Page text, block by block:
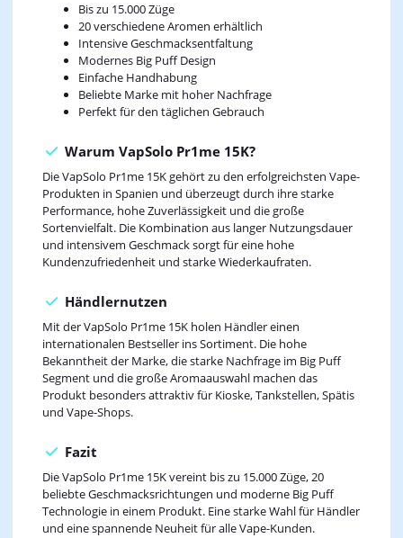
Bis zu 15.000 Züge
20 verschiedene Aromen erhältlich
Intensive Geschmacksentfaltung
Modernes Big Puff Design
Einfache Handhabung
Beliebte Marke mit hoher Nachfrage
Perfekt für den täglichen Gebrauch
Warum VapSolo Pr1me 15K?
Die VapSolo Pr1me 15K gehört zu den erfolgreichsten Vape-
Produkten in Spanien und überzeugt durch ihre starke
Performance, hohe Zuverlässigkeit und die große
Sortenvielfalt. Die Kombination aus langer Nutzungsdauer
und intensivem Geschmack sorgt für eine hohe
Kundenzufriedenheit und starke Wiederkaufraten.
Händlernutzen
Mit der VapSolo Pr1me 15K holen Händler einen
internationalen Bestseller ins Sortiment. Die hohe
Bekanntheit der Marke, die starke Nachfrage im Big Puff
Segment und die große Aromaauswahl machen das
Produkt besonders attraktiv für Kioske, Tankstellen, Spätis
und Vape-Shops.
Fazit
Die VapSolo Pr1me 15K vereint bis zu 15.000 Züge, 20
beliebte Geschmacksrichtungen und moderne Big Puff
Technologie in einem Produkt. Eine starke Wahl für Händler
und eine spannende Neuheit für alle Vape-Kunden.